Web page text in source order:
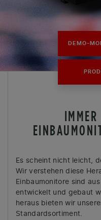
DEMO-
Es scheint nicht leicht,
Wir verstehen diese
Einbaumonitore sind
entwickelt und gebaut
heraus bieten wir
Standardsortiment.